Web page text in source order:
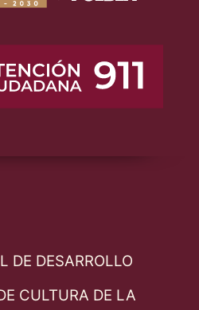
DE DESARROLLO
CULTURA DE LA